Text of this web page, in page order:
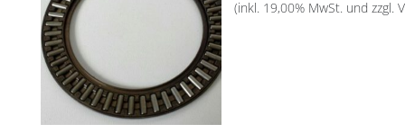
(inkl. 19,00% MwSt. und zzgl.